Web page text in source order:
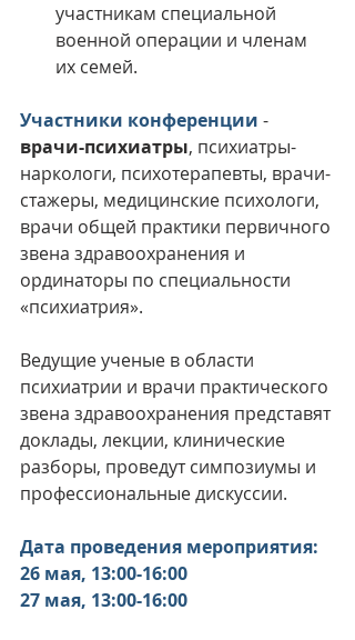
участникам специальной
военной операции и членам
их семей.
Участники конференции -
врачи-психиатры, психиатры-
наркологи, психотерапевты, врачи-
стажеры, медицинские психологи,
врачи общей практики первичного
звена здравоохранения и
ординаторы по специальности
«психиатрия».
Ведущие ученые в области
психиатрии и врачи практического
звена здравоохранения представят
доклады, лекции, клинические
разборы, проведут симпозиумы и
профессиональные дискуссии.
Дата проведения мероприятия:
26 мая, 13:00-16:00
27 мая, 13:00-16:00